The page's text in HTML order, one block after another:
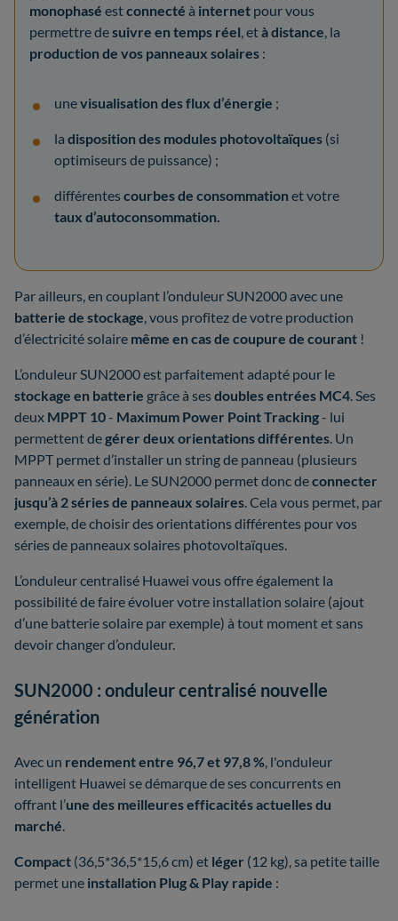
monophasé estconnecté à internet pour vous
permettre desuivre en temps réel , età distance , la
production de vos panneaux solaires :
unevisualisation des flux d’énergie ;
la disposition des modules photovoltaïques (si
optimiseurs de puissance) ;
différentes courbes de consommation et votre
taux d’autoconsommation.
Par ailleurs, en couplant l’onduleur SUN2000 avec une
batterie de stockage , vous profitez de votre production
d’électricité solaire même en cas de coupure de courant !
L’onduleur SUN2000 est parfaitement adapté pour le
stockage en batterie grâce à sesdoubles entrées MC4 . Ses
deux MPPT 10 - Maximum Power Point Tracking - lui
permettent degérer deux orientations différentes . Un
MPPT permet d’installer un string de panneau (plusieurs
panneaux en série). Le SUN2000 permet donc deconnecter
jusqu’à 2 séries de panneaux solaires . Cela vous permet, par
exemple, de choisir des orientations différentes pour vos
séries de panneaux solaires photovoltaïques.
L’onduleur centralisé Huawei vous offre également la
possibilité de faire évoluer votre installation solaire (ajout
d’une batterie solaire par exemple) à tout moment et sans
devoir changer d’onduleur.
SUN2000 : onduleur centralisé nouvelle
génération
Avec un rendement entre 96,7 et 97,8 % , l'onduleur
intelligent Huawei se démarque de ses concurrents en
offrant l’une des meilleures efficacités actuelles du
marché
Compact (36,5*36,5*15,6 cm) et léger (12 kg), sa petite taille
permet une installation Plug & Play rapide :